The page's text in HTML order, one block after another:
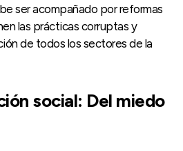
ser acompañado por reformas
las prácticas corruptas y
de todos los sectores de la
social: Del miedo